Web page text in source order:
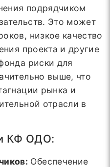
подрядчиком
Это может
низкое качество
проекта и другие
риски для
выше, что
рынка и
отрасли в
КФ ОДО:
Обеспечение